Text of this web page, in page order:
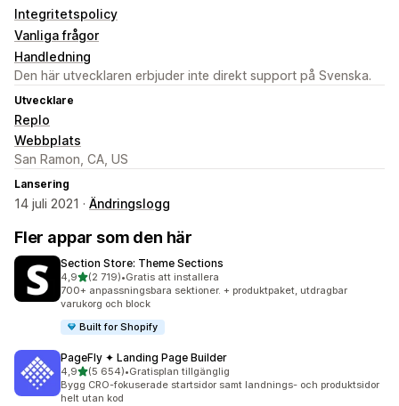
Integritetspolicy
Vanliga frågor
Handledning
Den här utvecklaren erbjuder inte direkt support på Svenska.
Utvecklare
Replo
Webbplats
San Ramon, CA, US
Lansering
14 juli 2021 · Ändringslogg
Fler appar som den här
Section Store: Theme Sections
4,9av 5 stjärnor
(2 719)
2719 recensioner totalt
•Gratis att installera
700+ anpassningsbara sektioner. + produktpaket, utdragbar
varukorg och block
Built for Shopify
PageFly ✦ Landing Page Builder
4,9av 5 stjärnor
(5 654)
5654 recensioner totalt
•Gratisplan tillgänglig
Bygg CRO-fokuserade startsidor samt landnings- och produktsidor
helt utan kod